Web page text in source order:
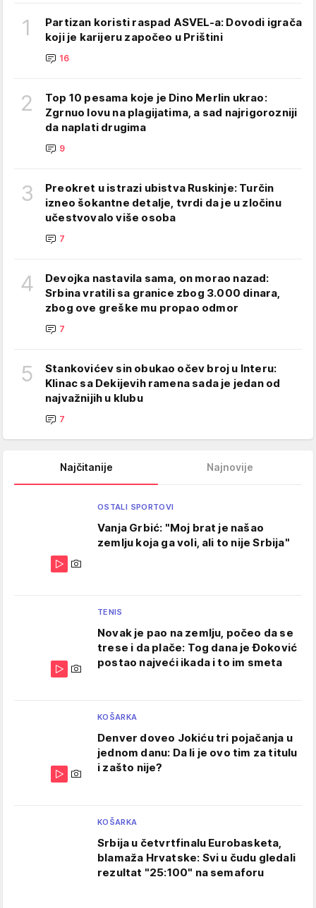
1
Partizan koristi raspad ASVEL-a: Dovodi igrača
koji je karijeru započeo u Prištini
16
2
Top 10 pesama koje je Dino Merlin ukrao:
Zgrnuo lovu na plagijatima, a sad najrigorozniji
da naplati drugima
9
3
Preokret u istrazi ubistva Ruskinje: Turčin
izneo šokantne detalje, tvrdi da je u zločinu
učestvovalo više osoba
7
4
Devojka nastavila sama, on morao nazad:
Srbina vratili sa granice zbog 3.000 dinara,
zbog ove greške mu propao odmor
7
5
Stankovićev sin obukao očev broj u Interu:
Klinac sa Dekijevih ramena sada je jedan od
najvažnijih u klubu
7
Najčitanije Najnovije
OSTALI SPORTOVI
Vanja Grbić: "Moj brat je našao
zemlju koja ga voli, ali to nije Srbija"
TENIS
Novak je pao na zemlju, počeo da se
trese i da plače: Tog dana je Đoković
postao najveći ikada i to im smeta
KOŠARKA
Denver doveo Jokiću tri pojačanja u
jednom danu: Da li je ovo tim za titulu
i zašto nije?
KOŠARKA
Srbija u četvrtfinalu Eurobasketa,
blamaža Hrvatske: Svi u čudu gledali
rezultat "25:100" na semaforu